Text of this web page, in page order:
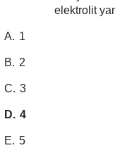
elektrolit
A. 1
B. 2
C. 3
D. 4
E. 5